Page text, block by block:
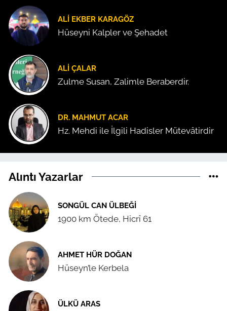
ALI EKBER KARAGÖZ
Hüseyni Kalpler ve Şehadet
ALI ÇALAR
Zulme Susan, Zalimle Beraberdir.
DR. MAHMUT ACAR
Hz. Mehdi ile İlgili Hadisler Mütevâtirdir
Alıntı Yazarlar
SONGÜL CAN ÜLBEĞI
1900 km Ötede, Hicrî 61
AHMET HÜR DOĞAN
Hüseyn’le Kerbela
ÜLKÜ ARAS